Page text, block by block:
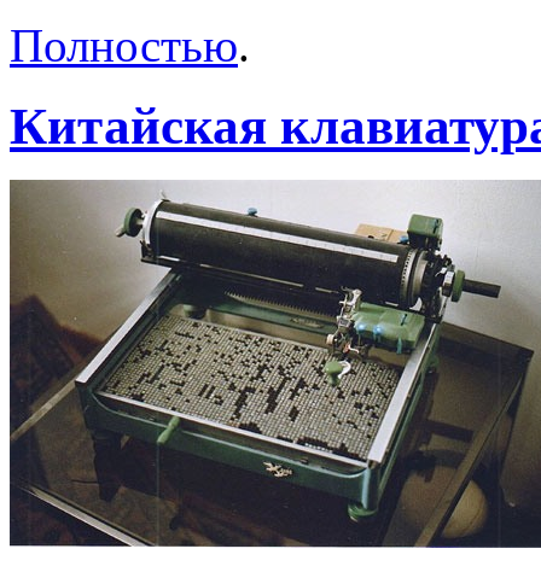
Полностью.
Китайская